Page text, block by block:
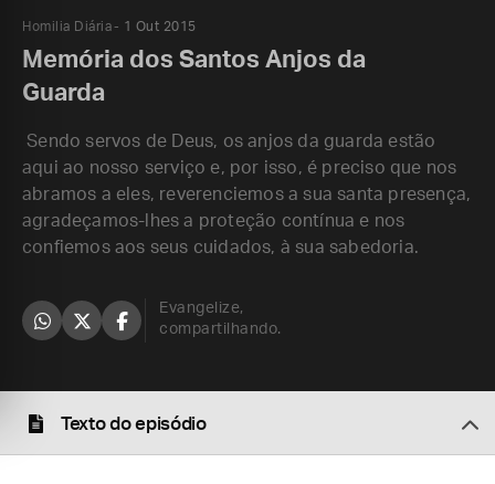
Homilia Diária 1 Out 2015
Memória dos Santos Anjos da
Guarda
Sendo servos de Deus, os anjos da guarda estão
aqui ao nosso serviço e, por isso, é preciso que nos
abramos a eles, reverenciemos a sua santa presença,
agradeçamos-lhes a proteção contínua e nos
confiemos aos seus cuidados, à sua sabedoria.
Evangelize,
compartilhando.
Texto do episódio